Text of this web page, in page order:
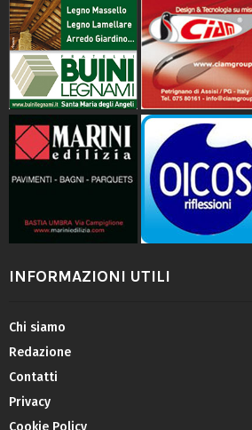
INFORMAZIONI UTILI
Chi siamo
Redazione
Contatti
Privacy